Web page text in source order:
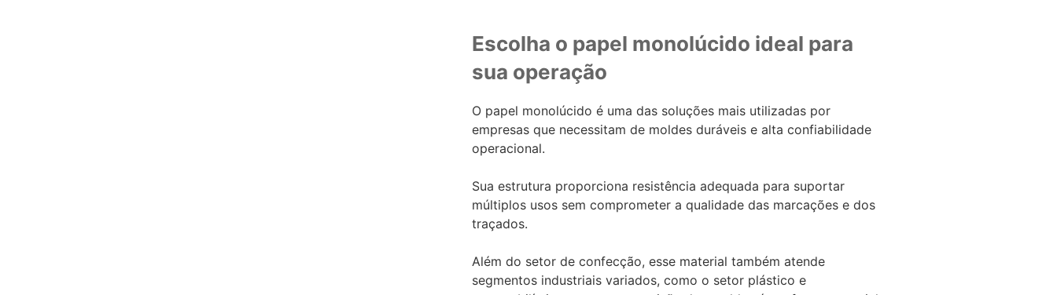
Escolha o papel monolúcido ideal para
sua operação
O papel monolúcido é uma das soluções mais utilizadas por
empresas que necessitam de moldes duráveis e alta confiabilidade
operacional.
Sua estrutura proporciona resistência adequada para suportar
múltiplos usos sem comprometer a qualidade das marcações e dos
traçados.
Além do setor de confecção, esse material também atende
segmentos industriais variados, como o setor plástico e